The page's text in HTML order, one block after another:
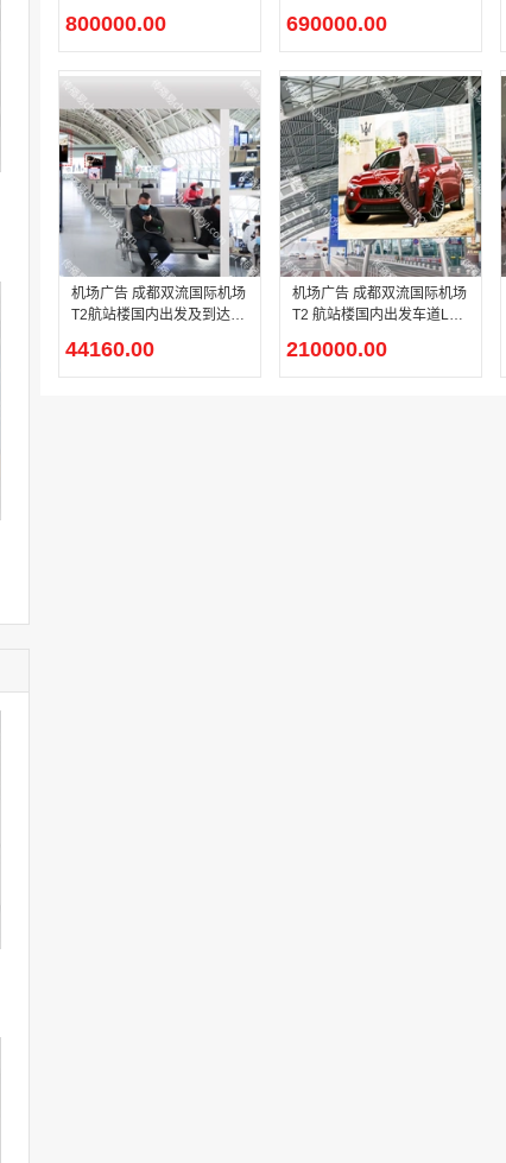
800000.00 690000.00
机场广告 成都双流国际机场
T2航站楼国内出发及到达机
44160.00
机场广告 成都双流国际机场
T2 航站楼国内出发车道LED
210000.00